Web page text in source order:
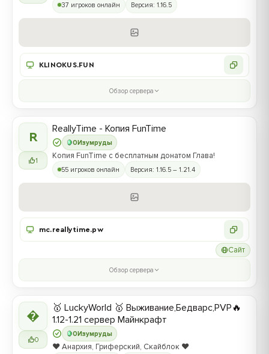
37 игроков онлайн Версия: 1.16.5
KLINOKUS.FUN
Обзор сервера
R
1
0Изумруды
ReallyTime - Копия FunTime
Копия FunTime с бесплатным донатом Глава!
55 игроков онлайн Версия: 1.16.5 – 1.21.4
mc.reallytime.pw
Сайт
Обзор сервера

0
0Изумруды
🥇 LuckyWorld 🥇 Выживание,Бедварс,PVP🔥
1.12-1.21 сервер Майнкрафт
❤️ Анархия, Гриферский, Скайблок ❤️